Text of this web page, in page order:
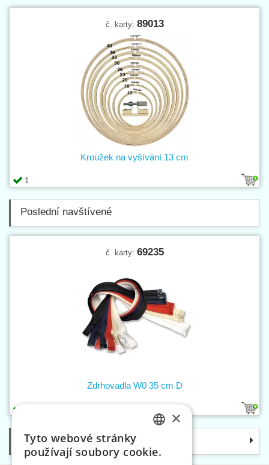
č. karty: 89013
1
Kroužek na vyšívání 13 cm
Poslední navštívené
č. karty: 69235
Zdrhovadla W0 35 cm D
Kategorie
×
Tyto webové stránky
používají soubory cookie.